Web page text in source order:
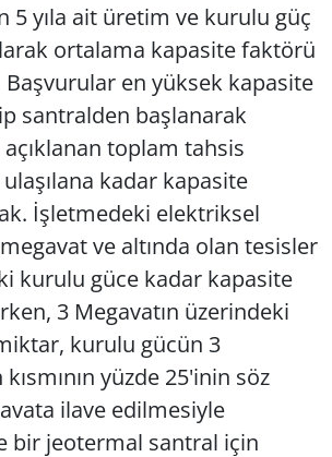
5 yıla ait üretim ve kurulu güç
ortalama kapasite faktörü
Başvurular en yüksek kapasite
santralden başlanarak
açıklanan toplam tahsis
kadar kapasite
İşletmedeki elektriksel
ve altında olan tesisler
kurulu güce kadar kapasite
3 Megavatın üzerindeki
kurulu gücün 3
yüzde 25'inin söz
ilave edilmesiyle
bir jeotermal santral için